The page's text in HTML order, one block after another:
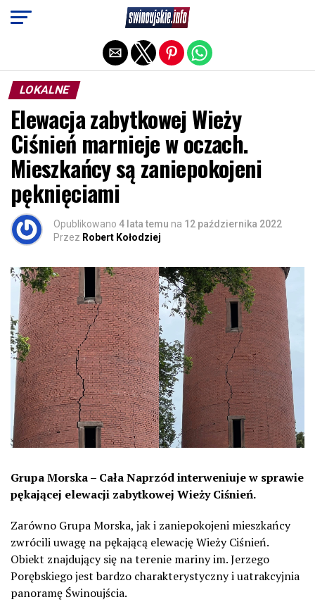
LOKALNE
Elewacja zabytkowej Wieży
Ciśnień marnieje w oczach.
Mieszkańcy są zaniepokojeni
pęknięciami
Opublikowano 4 lata temu na 12 października 2022
Przez Robert Kołodziej
Grupa Morska – Cała Naprzód interweniuje w sprawie
pękającej elewacji zabytkowej Wieży Ciśnień.
Zarówno Grupa Morska, jak i zaniepokojeni mieszkańcy
zwrócili uwagę na pękającą elewację Wieży Ciśnień.
Obiekt znajdujący się na terenie mariny im. Jerzego
Porębskiego jest bardzo charakterystyczny i uatrakcyjnia
panoramę Świnoujścia.
Exit mobile version